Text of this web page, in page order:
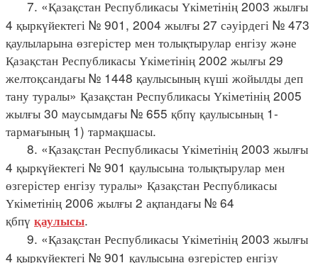
7. «Қазақстан Республикасы Үкіметінің 2003 жылғы
4 қыркүйектегі № 901, 2004 жылғы 27 сәуірдегі № 473
қаулыларына өзгерістер мен толықтырулар енгізу және
Қазақстан Республикасы Үкіметінің 2002 жылғы 29
желтоқсандағы № 1448 қаулысының күші жойылды деп
тану туралы» Қазақстан Республикасы Үкіметінің 2005
жылғы 30 маусымдағы № 655 қбпү қаулысының 1-
тармағының 1) тармақшасы.
8. «Қазақстан Республикасы Үкіметінің 2003 жылғы
4 қыркүйектегі № 901 қаулысына толықтырулар мен
өзгерістер енгізу туралы» Қазақстан Республикасы
Үкіметінің 2006 жылғы 2 ақпандағы № 64
қбпү қаулысы.
9. «Қазақстан Республикасы Үкіметінің 2003 жылғы
4 қыркүйектегі № 901 қаулысына өзгерістер енгізу